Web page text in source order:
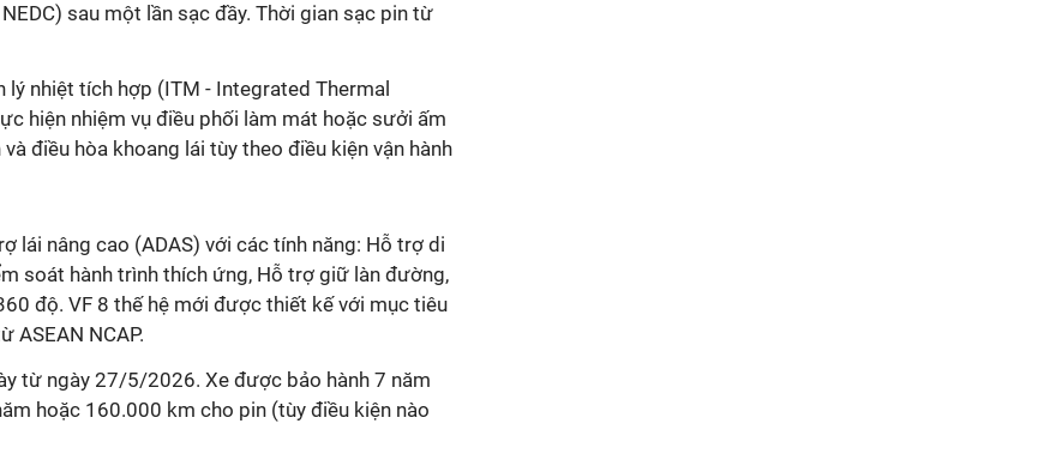
sau một lần sạc đầy. Thời gian sạc pin từ
nhiệt tích hợp (ITM - Integrated Thermal
hiện nhiệm vụ điều phối làm mát hoặc sưởi ấm
điều hòa khoang lái tùy theo điều kiện vận hành
lái nâng cao (ADAS) với các tính năng: Hỗ trợ di
soát hành trình thích ứng, Hỗ trợ giữ làn đường,
độ. VF 8 thế hệ mới được thiết kế với mục tiêu
ASEAN NCAP.
từ ngày 27/5/2026. Xe được bảo hành 7 năm
hoặc 160.000 km cho pin (tùy điều kiện nào